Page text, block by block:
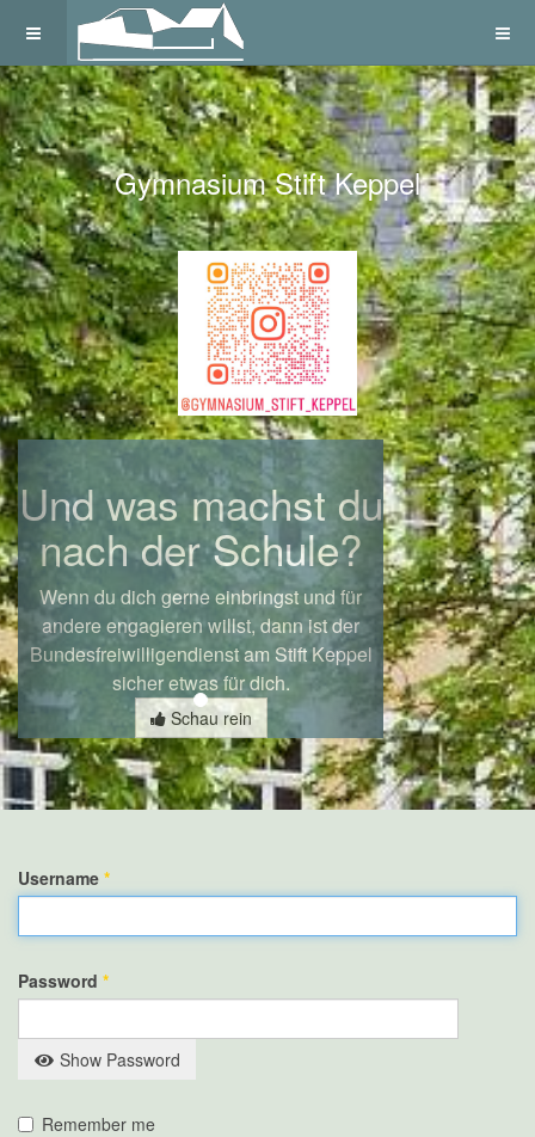
Gymnasium Stift Keppel
Und was machst du
nach der Schule?
Wenn du dich gerne einbringst und für
andere engagieren willst, dann ist der
Bundesfreiwilligendienst am Stift Keppel
sicher etwas für dich.
Schau rein
Previous Next
Username *
Password *
Show Password
Remember me